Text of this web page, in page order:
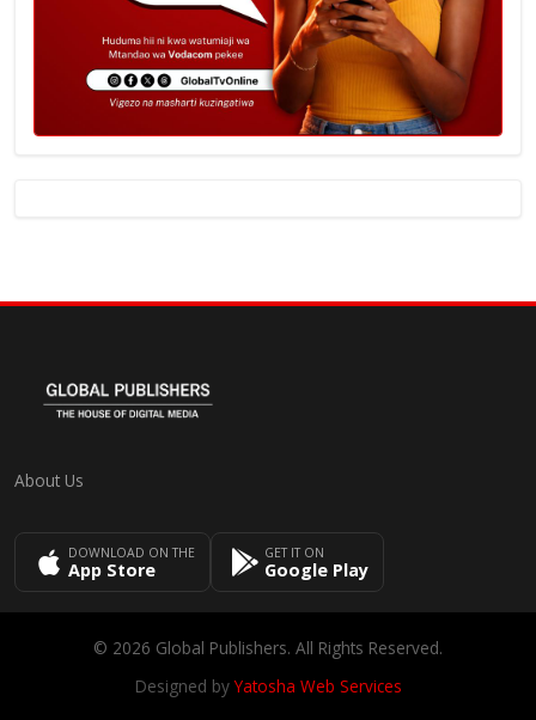
About Us
DOWNLOAD ON THE
App Store
GET IT ON
Google Play
© 2026 Global Publishers. All Rights Reserved.
Designed byYatosha Web Services